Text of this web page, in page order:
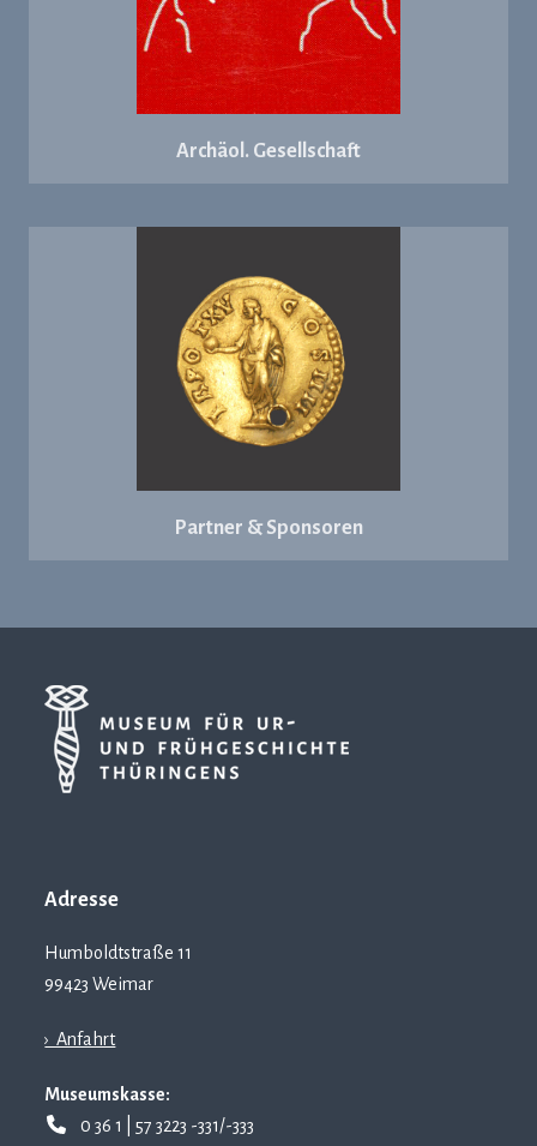
Archäol. Gesellschaft
Partner & Sponsoren
Adresse
Humboldtstraße 11
99423 Weimar
› Anfahrt
Museumskasse:
0 36 1 | 57 3223 -331/-333